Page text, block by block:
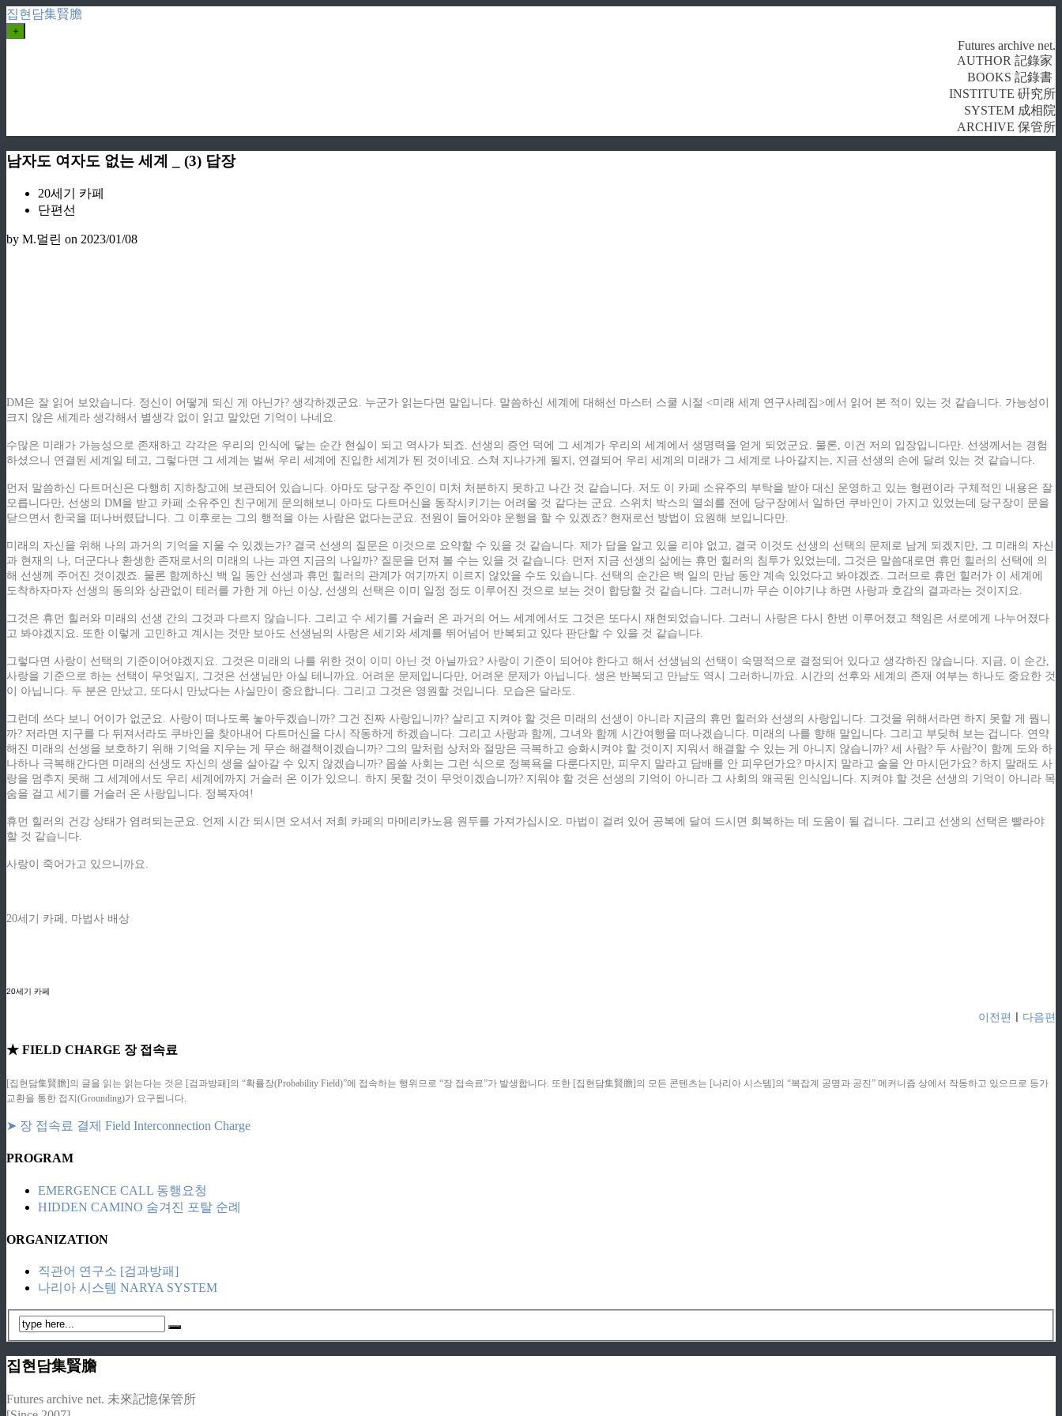
집현담集賢膽
+
Futures archive net.
AUTHOR 記錄家
BOOKS 記錄書
INSTITUTE 硏究所
SYSTEM 成相院
ARCHIVE 保管所
남자도 여자도 없는 세계 _ (3) 답장
20세기 카페
단편선
by M.멀린 on 2023/01/08
DM은 잘 읽어 보았습니다. 정신이 어떻게 되신 게 아닌가? 생각하겠군요. 누군가 읽는다면 말입니다. 말씀하신 세계에 대해선 마스터 스쿨 시절 <미래 세계 연구사례집>에서 읽어 본 적이 있는 것 같습니다. 가능성이
크지 않은 세계라 생각해서 별생각 없이 읽고 말았던 기억이 나네요.
수많은 미래가 가능성으로 존재하고 각각은 우리의 인식에 닿는 순간 현실이 되고 역사가 되죠. 선생의 증언 덕에 그 세계가 우리의 세계에서 생명력을 얻게 되었군요. 물론, 이건 저의 입장입니다만. 선생께서는 경험
하셨으니 연결된 세계일 테고, 그렇다면 그 세계는 벌써 우리 세계에 진입한 세계가 된 것이네요. 스쳐 지나가게 될지, 연결되어 우리 세계의 미래가 그 세계로 나아갈지는, 지금 선생의 손에 달려 있는 것 같습니다.
먼저 말씀하신 다트머신은 다행히 지하창고에 보관되어 있습니다. 아마도 당구장 주인이 미처 처분하지 못하고 나간 것 같습니다. 저도 이 카페 소유주의 부탁을 받아 대신 운영하고 있는 형편이라 구체적인 내용은 잘
모릅니다만, 선생의 DM을 받고 카페 소유주인 친구에게 문의해보니 아마도 다트머신을 동작시키기는 어려울 것 같다는 군요. 스위치 박스의 열쇠를 전에 당구장에서 일하던 쿠바인이 가지고 있었는데 당구장이 문을
닫으면서 한국을 떠나버렸답니다. 그 이후로는 그의 행적을 아는 사람은 없다는군요. 전원이 들어와야 운행을 할 수 있겠죠? 현재로선 방법이 요원해 보입니다만.
미래의 자신을 위해 나의 과거의 기억을 지울 수 있겠는가? 결국 선생의 질문은 이것으로 요약할 수 있을 것 같습니다. 제가 답을 알고 있을 리야 없고, 결국 이것도 선생의 선택의 문제로 남게 되겠지만, 그 미래의 자신
과 현재의 나, 더군다나 환생한 존재로서의 미래의 나는 과연 지금의 나일까? 질문을 던져 볼 수는 있을 것 같습니다. 먼저 지금 선생의 삶에는 휴먼 힐러의 침투가 있었는데, 그것은 말씀대로면 휴먼 힐러의 선택에 의
해 선생께 주어진 것이겠죠. 물론 함께하신 백 일 동안 선생과 휴먼 힐러의 관계가 여기까지 이르지 않았을 수도 있습니다. 선택의 순간은 백 일의 만남 동안 계속 있었다고 봐야겠죠. 그러므로 휴먼 힐러가 이 세계에
도착하자마자 선생의 동의와 상관없이 테러를 가한 게 아닌 이상, 선생의 선택은 이미 일정 정도 이루어진 것으로 보는 것이 합당할 것 같습니다. 그러니까 무슨 이야기냐 하면 사랑과 호감의 결과라는 것이지요.
그것은 휴먼 힐러와 미래의 선생 간의 그것과 다르지 않습니다. 그리고 수 세기를 거슬러 온 과거의 어느 세계에서도 그것은 또다시 재현되었습니다. 그러니 사랑은 다시 한번 이루어졌고 책임은 서로에게 나누어졌다
고 봐야겠지요. 또한 이렇게 고민하고 계시는 것만 보아도 선생님의 사랑은 세기와 세계를 뛰어넘어 반복되고 있다 판단할 수 있을 것 같습니다.
그렇다면 사랑이 선택의 기준이어야겠지요. 그것은 미래의 나를 위한 것이 이미 아닌 것 아닐까요? 사랑이 기준이 되어야 한다고 해서 선생님의 선택이 숙명적으로 결정되어 있다고 생각하진 않습니다. 지금, 이 순간,
사랑을 기준으로 하는 선택이 무엇일지, 그것은 선생님만 아실 테니까요. 어려운 문제입니다만, 어려운 문제가 아닙니다. 생은 반복되고 만남도 역시 그러하니까요. 시간의 선후와 세계의 존재 여부는 하나도 중요한 것
이 아닙니다. 두 분은 만났고, 또다시 만났다는 사실만이 중요합니다. 그리고 그것은 영원할 것입니다. 모습은 달라도.
그런데 쓰다 보니 어이가 없군요. 사랑이 떠나도록 놓아두겠습니까? 그건 진짜 사랑입니까? 살리고 지켜야 할 것은 미래의 선생이 아니라 지금의 휴먼 힐러와 선생의 사랑입니다. 그것을 위해서라면 하지 못할 게 뭡니
까? 저라면 지구를 다 뒤져서라도 쿠바인을 찾아내어 다트머신을 다시 작동하게 하겠습니다. 그리고 사랑과 함께, 그녀와 함께 시간여행을 떠나겠습니다. 미래의 나를 향해 말입니다. 그리고 부딪혀 보는 겁니다. 연약
해진 미래의 선생을 보호하기 위해 기억을 지우는 게 무슨 해결책이겠습니까? 그의 말처럼 상처와 절망은 극복하고 승화시켜야 할 것이지 지워서 해결할 수 있는 게 아니지 않습니까? 세 사람? 두 사람?이 함께 도와 하
나하나 극복해간다면 미래의 선생도 자신의 생을 살아갈 수 있지 않겠습니까? 몹쓸 사회는 그런 식으로 정복욕을 다룬다지만, 피우지 말라고 담배를 안 피우던가요? 마시지 말라고 술을 안 마시던가요? 하지 말래도 사
랑을 멈추지 못해 그 세계에서도 우리 세계에까지 거슬러 온 이가 있으니. 하지 못할 것이 무엇이겠습니까? 지워야 할 것은 선생의 기억이 아니라 그 사회의 왜곡된 인식입니다. 지켜야 할 것은 선생의 기억이 아니라 목
숨을 걸고 세기를 거슬러 온 사랑입니다. 정복자여!
휴먼 힐러의 건강 상태가 염려되는군요. 언제 시간 되시면 오셔서 저희 카페의 마메리카노용 원두를 가져가십시오. 마법이 걸려 있어 공복에 달여 드시면 회복하는 데 도움이 될 겁니다. 그리고 선생의 선택은 빨라야
할 것 같습니다.
사랑이 죽어가고 있으니까요.
20세기 카페, 마법사 배상
20세기 카페
이전편 다음편
★ FIELD CHARGE 장 접속료
[집현담集賢膽]의 글을 읽는 읽는다는 것은 [검과방패]의 “확률장(Probability Field)”에 접속하는 행위므로 “장 접속료”가 발생합니다. 또한 [집현담集賢膽]의 모든 콘텐츠는 [나리아 시스템]의 “복잡계 공명과 공진” 메커니즘 상에서 작동하고 있으므로 등가
교환을 통한 접지(Grounding)가 요구됩니다.
➤ 장 접속료 결제 Field Interconnection Charge
PROGRAM
EMERGENCE CALL 동행요청
HIDDEN CAMINO 숨겨진 포탈 순례
ORGANIZATION
직관어 연구소 [검과방패]
나리아 시스템 NARYA SYSTEM
집현담集賢膽
Futures archive net. 未來記憶保管所